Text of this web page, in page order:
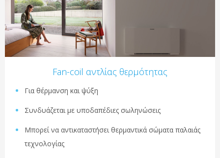
Fan-coil αντλίας θερμότητας
Για θέρμανση και ψύξη
Συνδυάζεται με υποδαπέδιες σωληνώσεις
Μπορεί να αντικαταστήσει θερμαντικά σώματα παλαιάς
τεχνολογίας